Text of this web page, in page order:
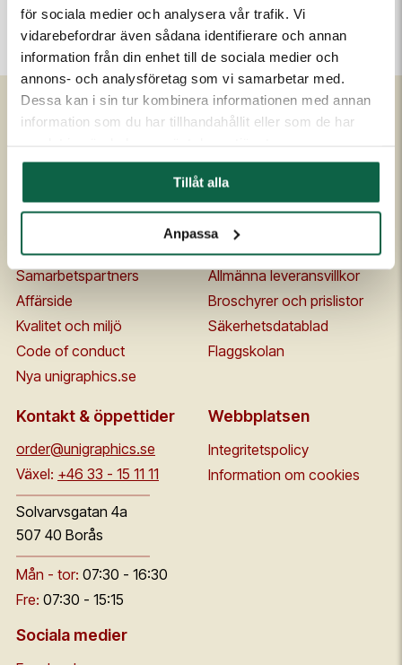
för sociala medier och analysera vår trafik. Vi
vidarebefordrar även sådana identifierare och annan
information från din enhet till de sociala medier och
annons- och analysföretag som vi samarbetar med.
Dessa kan i sin tur kombinera informationen med annan
information som du har tillhandahållit eller som de har
Tillåt alla
Anpassa
8
Historia
Ägare
Samarbetspartners
Affärside
Kvalitet och miljö
Code of conduct
Nya unigraphics.se
Kontakta oss
FAQ
Om UniScore
Köpvillkor
Allmänna leveransvillkor
Broschyrer och prislistor
Säkerhetsdatablad
Flaggskolan
Kontakt & öppettider
order@unigraphics.se
Växel: +46 33 - 15 11 11
Solvarvsgatan 4a
507 40 Borås
Mån - tor: 07:30 - 16:30
Fre: 07:30 - 15:15
Webbplatsen
Integritetspolicy
Information om cookies
Sociala medier